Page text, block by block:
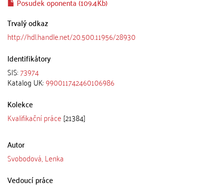
Trvalý odkaz
http://hdl.handle.net/20.500.11956/28930
Identifikátory
SIS:73974
Katalog UK:990011742460106986
Kolekce
Kvalifikační práce [21384]
Autor
Svobodová, Lenka
Vedoucí práce